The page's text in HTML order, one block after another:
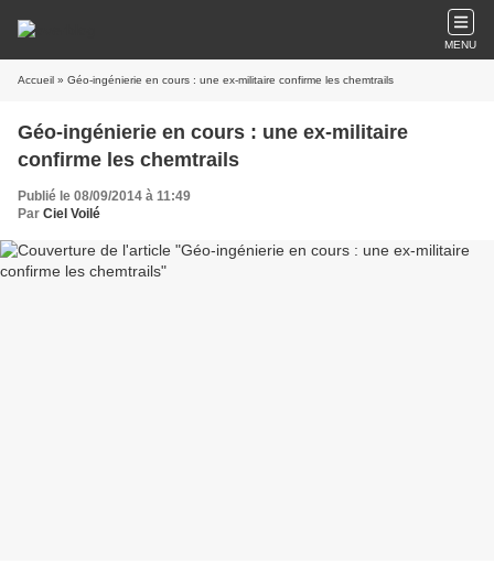
MENU
Accueil » Géo-ingénierie en cours : une ex-militaire confirme les chemtrails
Géo-ingénierie en cours : une ex-militaire
confirme les chemtrails
Publié le 08/09/2014 à 11:49
Par Ciel Voilé